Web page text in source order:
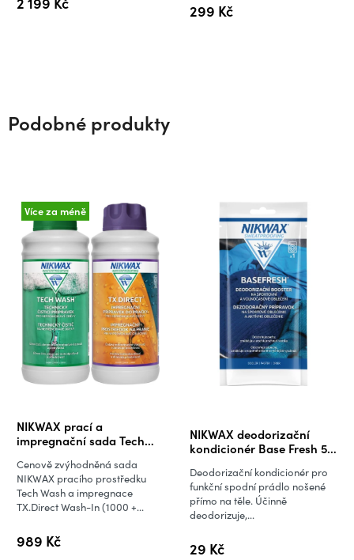
299 Kč
Podobné produkty
Více za méně
NIKWAX prací a
impregnační sada Tech
Průměrné
hodnocení
produktu
je
5,0
5
989 Kč
Cenově zvýhodněná sada
NIKWAX pracího prostředku
Tech Wash a impregnace
TX.Direct Wash-In (1000 +...
NIKWAX deodorizační
kondicionér Base Fresh 50
29 Kč
Deodorizační kondicionér pro
funkční spodní prádlo nošené
přímo na těle. Účinně
deodorizuje,...